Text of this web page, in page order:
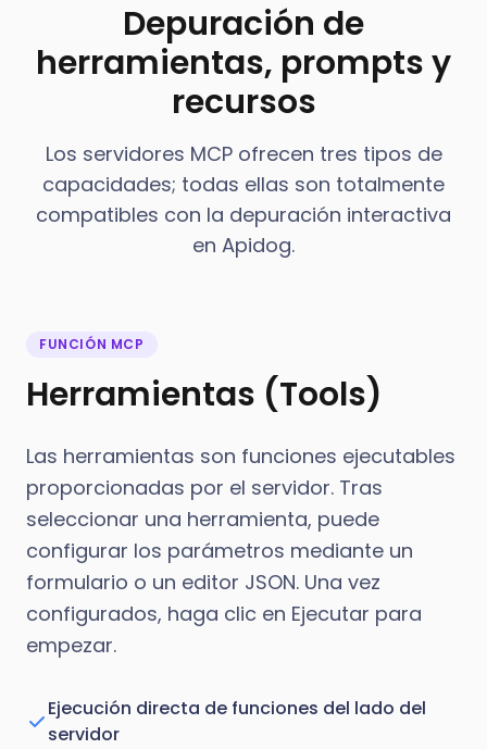
Depuración de
herramientas, prompts y
recursos
Los servidores MCP ofrecen tres tipos de
capacidades; todas ellas son totalmente
compatibles con la depuración interactiva
en Apidog.
FUNCIÓN MCP
Herramientas (Tools)
Las herramientas son funciones ejecutables
proporcionadas por el servidor. Tras
seleccionar una herramienta, puede
configurar los parámetros mediante un
formulario o un editor JSON. Una vez
configurados, haga clic en Ejecutar para
empezar.
Ejecución directa de funciones del lado del
servidor